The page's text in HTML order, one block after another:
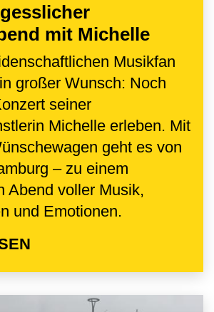
mit Michelle
Musikfan
großer Wunsch: Noch
seiner
Michelle erleben. Mit
geht es von
– zu einem
Abend voller Musik,
und Emotionen.